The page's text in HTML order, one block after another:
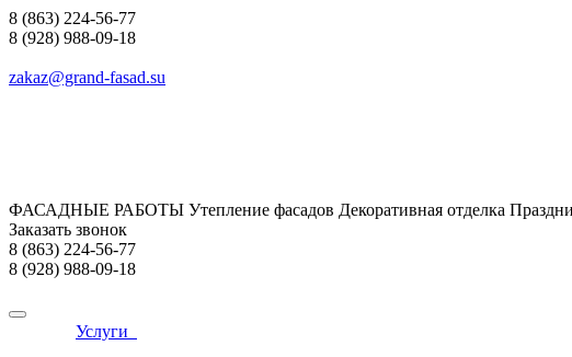
8 (863) 224-56-77
8 (928) 988-09-18
zakaz@grand-fasad.su
ФАСАДНЫЕ РАБОТЫ Утепление фасадов Декоративная отделка
Заказать звонок
8 (863) 224-56-77
8 (928) 988-09-18
Услуги